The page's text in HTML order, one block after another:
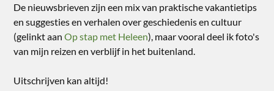
De nieuwsbrieven zijn een mix van praktische vakantietips
en suggesties en verhalen over geschiedenis en cultuur
(gelinkt aanOp stap met Heleen), maar vooral deel ik foto's
van mijn reizen en verblijf in het buitenland.
Uitschrijven kan altijd!